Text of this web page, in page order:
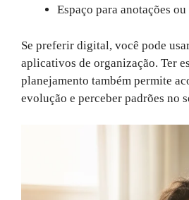
Espaço para anotações
Se preferir digital, você pode
aplicativos de organização. Ter
planejamento também permite
evolução e perceber padrões no